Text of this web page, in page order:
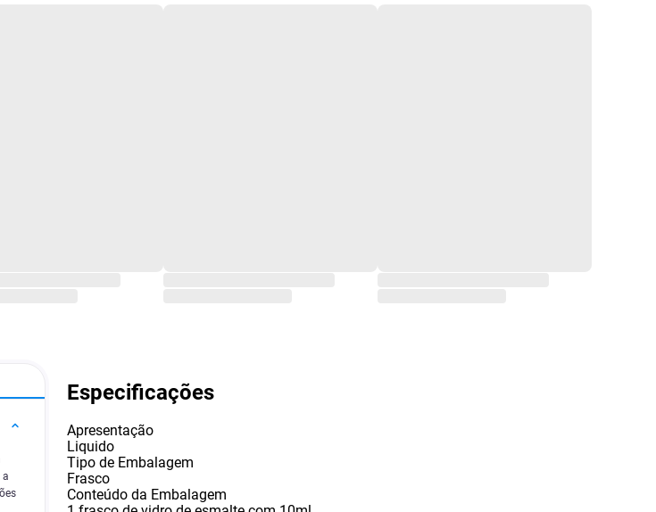
a
Especificações
Apresentação
Liquido
Tipo de Embalagem
Frasco
Conteúdo da Embalagem